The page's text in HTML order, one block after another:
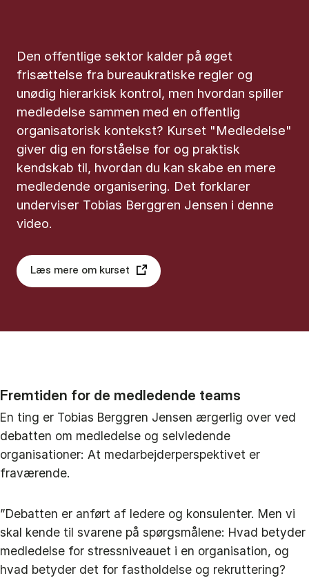
Den offentlige sektor kalder på øget
frisættelse fra bureaukratiske regler og
unødig hierarkisk kontrol, men hvordan spiller
medledelse sammen med en offentlig
organisatorisk kontekst? Kurset "Medledelse"
giver dig en forståelse for og praktisk
kendskab til, hvordan du kan skabe en mere
medledende organisering. Det forklarer
underviser Tobias Berggren Jensen i denne
video.
Læs mere om kurset
Fremtiden for de medledende teams
En ting er Tobias Berggren Jensen ærgerlig over ved
debatten om medledelse og selvledende
organisationer: At medarbejderperspektivet er
fraværende.
”Debatten er anført af ledere og konsulenter. Men vi
skal kende til svarene på spørgsmålene: Hvad betyder
medledelse for stressniveauet i en organisation, og
hvad betyder det for fastholdelse og rekruttering?